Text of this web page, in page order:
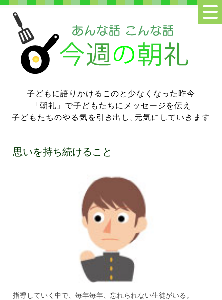
子どもに語りかけるこのと少なくなった昨今
「朝礼」で子どもたちにメッセージを伝え
子どもたちのやる気を引き出し
元気にしていきます
思いを持ち続けること
指導していく中で、毎年毎年、忘れられない生徒がいる。